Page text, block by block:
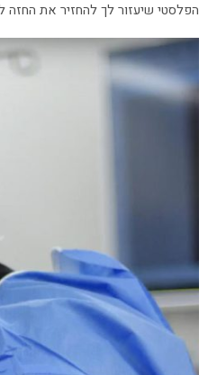
הפלסטי שיעזור לך להחזיר את החזה